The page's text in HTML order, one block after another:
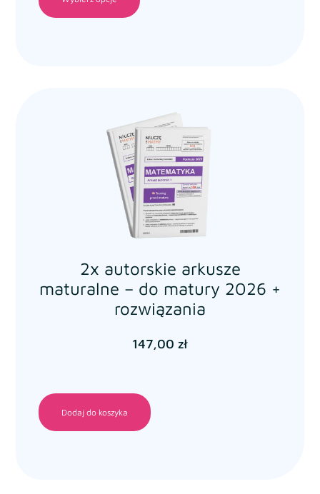
2x autorskie arkusze
maturalne – do matury 2026 +
rozwiązania
147,00 zł
Dodaj do koszyka